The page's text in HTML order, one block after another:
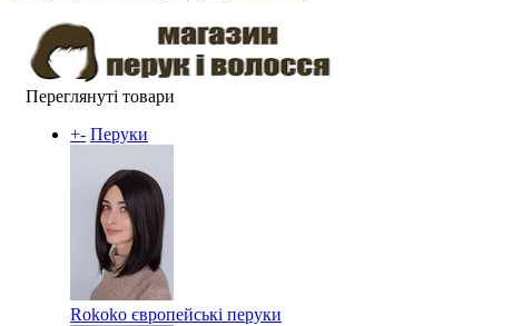
Переглянуті товари
+- Перуки
Rokoko європейські перуки